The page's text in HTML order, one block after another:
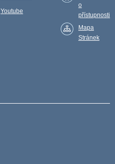
Youtube
o
přístupnosti
Mapa
Stránek